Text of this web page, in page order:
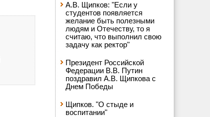
А.В. Щипков: "Если у
студентов появляется
желание быть полезными
людям и Отечеству, то я
считаю, что выполнил свою
задачу как ректор"
Президент Российской
Федерации В.В. Путин
поздравил А.В. Щипкова с
Днем Победы
Щипков. "О стыде и
воспитании"